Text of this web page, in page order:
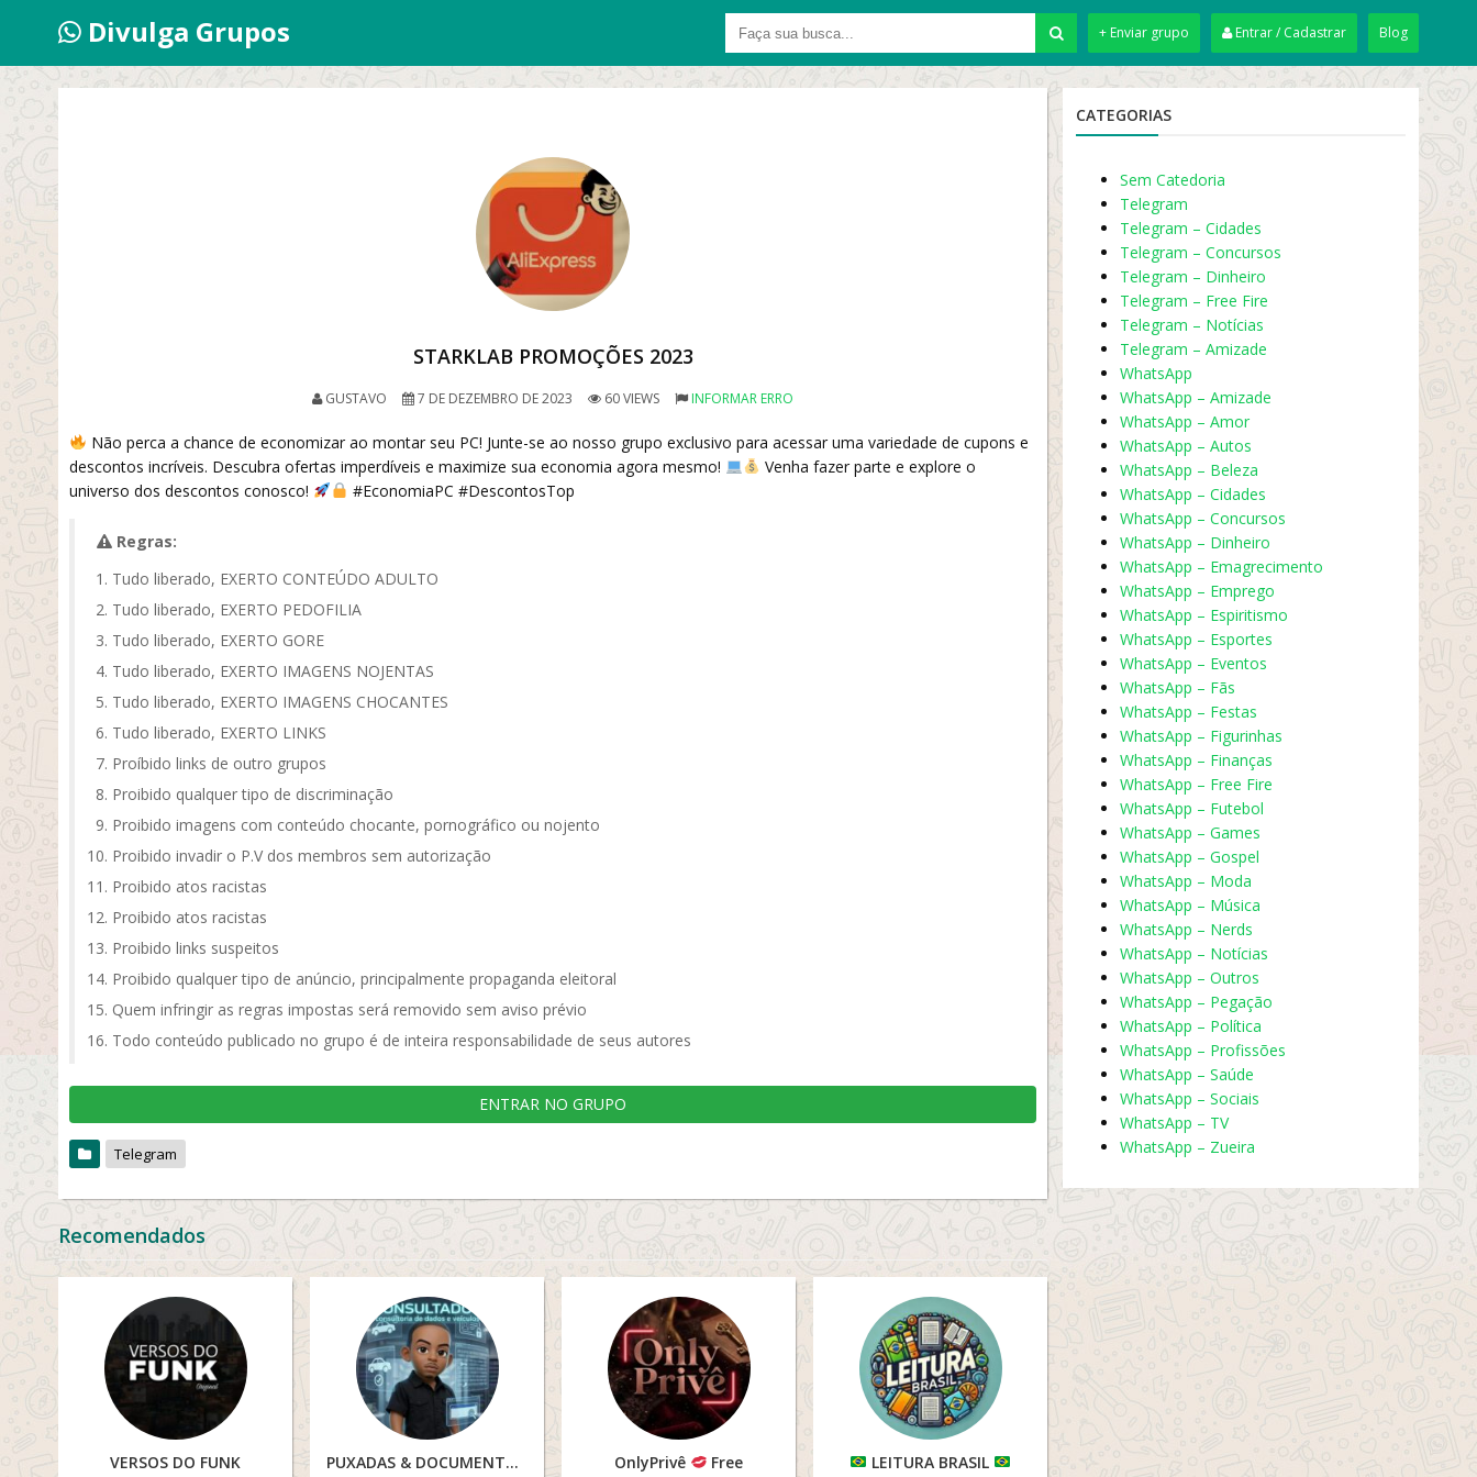
Divulga Grupos Blog
Entrar / Cadastrar
+ Enviar grupo
STARKLAB PROMOÇÕES 2023
GUSTAVO 7 DE DEZEMBRO DE 2023 60 VIEWS INFORMAR ERRO
Não perca a chance de economizar ao montar seu PC! Junte-se ao nosso grupo exclusivo para acessar uma variedade de cupons e
descontos incríveis. Descubra ofertas imperdíveis e maximize sua economia agora mesmo!
Venha fazer parte e explore o
universo dos descontos conosco!
#EconomiaPC #DescontosTop
Regras:
Tudo liberado, EXERTO CONTEÚDO ADULTO
Tudo liberado, EXERTO PEDOFILIA
Tudo liberado, EXERTO GORE
Tudo liberado, EXERTO IMAGENS NOJENTAS
Tudo liberado, EXERTO IMAGENS CHOCANTES
Tudo liberado, EXERTO LINKS
Proíbido links de outro grupos
Proibido qualquer tipo de discriminação
Proibido imagens com conteúdo chocante, pornográfico ou nojento
Proibido invadir o P.V dos membros sem autorização
Proibido atos racistas
Proibido atos racistas
Proibido links suspeitos
Proibido qualquer tipo de anúncio, principalmente propaganda eleitoral
Quem infringir as regras impostas será removido sem aviso prévio
Todo conteúdo publicado no grupo é de inteira responsabilidade de seus autores
ENTRAR NO GRUPO
Telegram
Recomendados
VERSOS DO FUNK PUXADAS & DOCUMENTOS OnlyPrivê Free LEITURA BRASIL
CATEGORIAS
Sem Catedoria
Telegram
Telegram – Cidades
Telegram – Concursos
Telegram – Dinheiro
Telegram – Free Fire
Telegram – Notícias
Telegram – Amizade
WhatsApp
WhatsApp – Amizade
WhatsApp – Amor
WhatsApp – Autos
WhatsApp – Beleza
WhatsApp – Cidades
WhatsApp – Concursos
WhatsApp – Dinheiro
WhatsApp – Emagrecimento
WhatsApp – Emprego
WhatsApp – Espiritismo
WhatsApp – Esportes
WhatsApp – Eventos
WhatsApp – Fãs
WhatsApp – Festas
WhatsApp – Figurinhas
WhatsApp – Finanças
WhatsApp – Free Fire
WhatsApp – Futebol
WhatsApp – Games
WhatsApp – Gospel
WhatsApp – Moda
WhatsApp – Música
WhatsApp – Nerds
WhatsApp – Notícias
WhatsApp – Outros
WhatsApp – Pegação
WhatsApp – Política
WhatsApp – Profissões
WhatsApp – Saúde
WhatsApp – Sociais
WhatsApp – TV
WhatsApp – Zueira